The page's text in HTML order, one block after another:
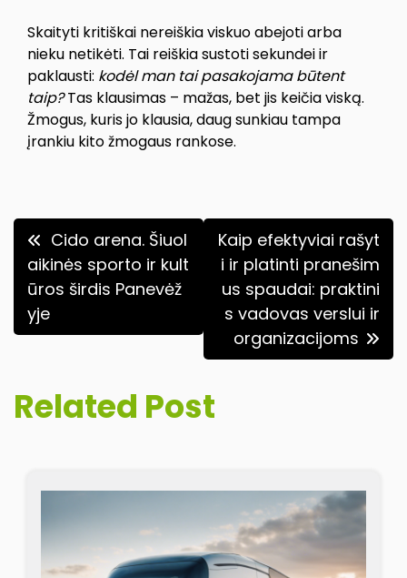
Skaityti kritiškai nereiškia viskuo abejoti arba
nieku netikėti. Tai reiškia sustoti sekundei ir
paklausti: kodėl man tai pasakojama būtent
taip?Tas klausimas – mažas, bet jis keičia viską.
Žmogus, kuris jo klausia, daug sunkiau tampa
įrankiu kito žmogaus rankose.
Navigacija
tarp
įrašų
Cido arena. Šiuol
aikinės sporto ir kult
ūros širdis Panevėž
yje
Kaip efektyviai rašyt
i ir platinti pranešim
us spaudai: praktini
s vadovas verslui ir
organizacijoms
Related Post